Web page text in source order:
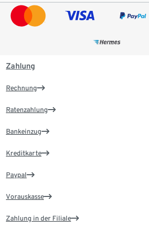
Zahlung
Rechnung
Ratenzahlung
Bankeinzug
Kreditkarte
Paypal
Vorauskasse
Zahlung in der Filiale